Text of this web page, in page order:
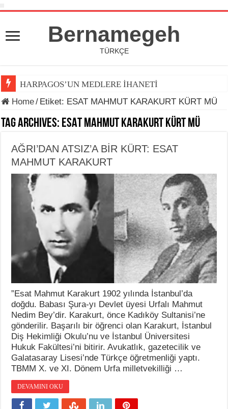
Bernamegeh
TÜRKÇE
HARPAGOS’UN MEDLERE İHANETİ
Home/ Etiket: ESAT MAHMUT KARAKURT KÜRT MÜ
Tag Archives: ESAT MAHMUT KARAKURT KÜRT MÜ
AĞRI’DAN ATSIZ’A BİR KÜRT: ESAT
MAHMUT KARAKURT
”Esat Mahmut Karakurt 1902 yılında İstanbul’da
doğdu. Babası Şura-yı Devlet üyesi Urfalı Mahmut
Nedim Bey’dir. Karakurt, önce Kadıköy Sultanisi’ne
gönderilir. Başarılı bir öğrenci olan Karakurt, İstanbul
Diş Hekimliği Okulu’nu ve İstanbul Üniversitesi
Hukuk Fakültesi’ni bitirir. Avukatlık, gazetecilik ve
Galatasaray Lisesi’nde Türkçe öğretmenliği yaptı.
TBMM X. ve XI. Dönem Urfa milletvekilliği …
DEVAMINI OKU